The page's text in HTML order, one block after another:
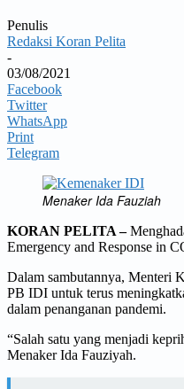
Penulis
Redaksi Koran Pelita
-
03/08/2021
Facebook
Twitter
WhatsApp
Print
Telegram
Menaker Ida Fauziah
KORAN PELITA –
Emergency and Response in
Dalam sambutannya, Menteri
PB IDI untuk terus
dalam penanganan pandemi.
“Salah satu yang menjadi
Menaker Ida Fauziyah.